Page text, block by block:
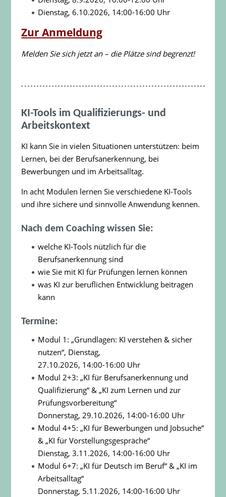
Dienstag, 6.10.2026, 14:00-16:00 Uhr
Zur Anmeldung
Melden Sie sich jetzt an – die Plätze sind begrenzt!
KI-Tools im Qualifizierungs- und
Arbeitskontext
KI kann Sie in vielen Situationen unterstützen: beim
Lernen, bei der Berufsanerkennung, bei
Bewerbungen und im Arbeitsalltag.
In acht Modulen lernen Sie verschiedene KI-Tools
und ihre sichere und sinnvolle Anwendung kennen.
Nach dem Coaching wissen Sie:
welche KI-Tools nützlich für die
Berufsanerkennung sind
wie Sie mit KI für Prüfungen lernen können
was KI zur beruflichen Entwicklung beitragen
kann
Termine:
Modul 1: „Grundlagen: KI verstehen & sicher
nutzen“, Dienstag,
27.10.2026, 14:00-16:00 Uhr
Modul 2+3: „KI für Berufsanerkennung und
Qualifizierung“ & „KI zum Lernen und zur
Prüfungsvorbereitung“
Donnerstag, 29.10.2026, 14:00-16:00 Uhr
Modul 4+5: „KI für Bewerbungen und Jobsuche“
& „KI für Vorstellungsgespräche“
Dienstag, 3.11.2026, 14:00-16:00 Uhr
Modul 6+7: „KI für Deutsch im Beruf“ & „KI im
Arbeitsalltag“
Donnerstag, 5.11.2026, 14:00-16:00 Uhr